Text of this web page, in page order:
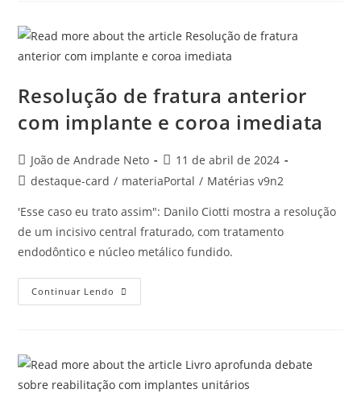
Resolução de fratura anterior
com implante e coroa imediata
João de Andrade Neto
11 de abril de 2024
destaque-card / materiaPortal / Matérias v9n2
'Esse caso eu trato assim": Danilo Ciotti mostra a resolução
de um incisivo central fraturado, com tratamento
endodôntico e núcleo metálico fundido.
Continuar Lendo